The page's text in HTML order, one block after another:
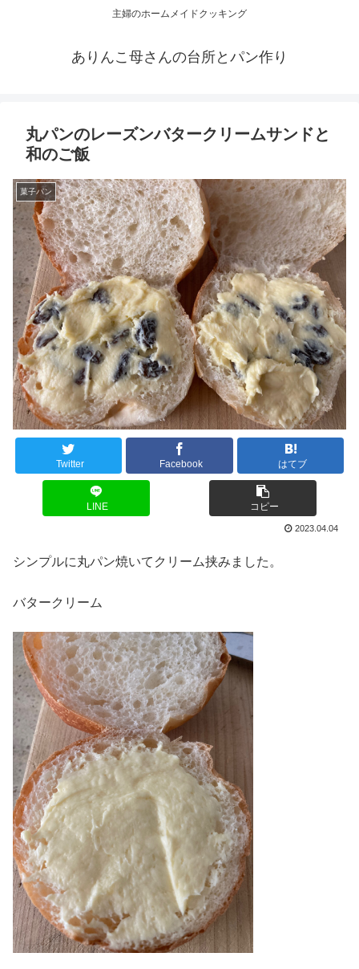
主婦のホームメイドクッキング
ありんこ母さんの台所とパン作り
丸パンのレーズンバタークリームサンドと
和のご飯
菓子パン
Twitter Facebook はてブ
LINE コピー
2023.04.04
シンプルに丸パン焼いてクリーム挟みました。
バタークリーム